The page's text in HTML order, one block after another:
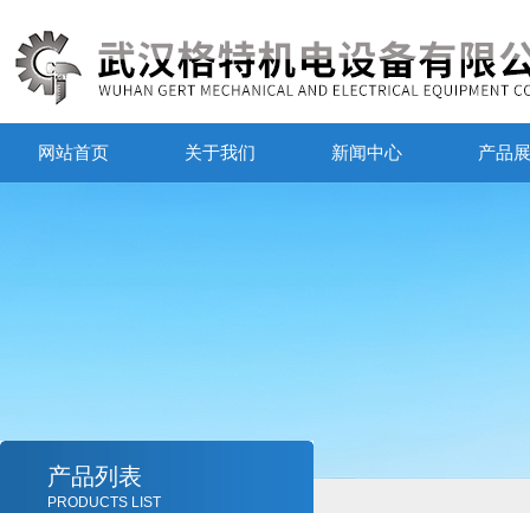
网站首页 关于我们 新闻中心 产品
产品列表
PRODUCTS LIST